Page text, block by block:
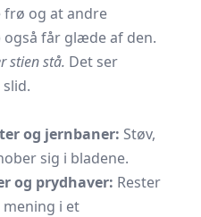
og at andre
får glæde af den.
stien stå. Det ser
og jernbaner: Støv,
sig i bladene.
og prydhaver: Rester
i et